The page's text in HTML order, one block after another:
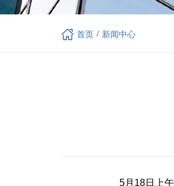
首页 / 新闻中心
5月18日上午